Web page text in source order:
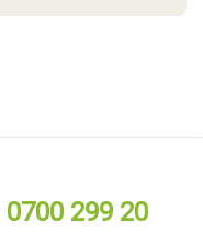
0700 299 20